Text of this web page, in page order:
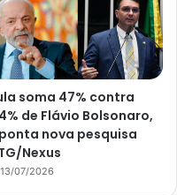
soma 47% contra
de Flávio Bolsonaro,
nova pesquisa
Nexus
13/07/2026